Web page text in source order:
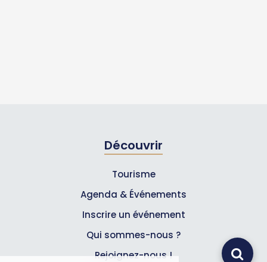
Découvrir
Tourisme
Agenda & Événements
Inscrire un événement
Qui sommes-nous ?
Rejoignez-nous !